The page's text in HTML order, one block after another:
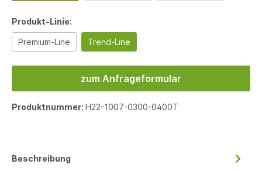
Produkt-Linie:
Premium-Line Trend-Line
zum Anfrageformular
Produktnummer: H22-1007-0300-0400T
Beschreibung